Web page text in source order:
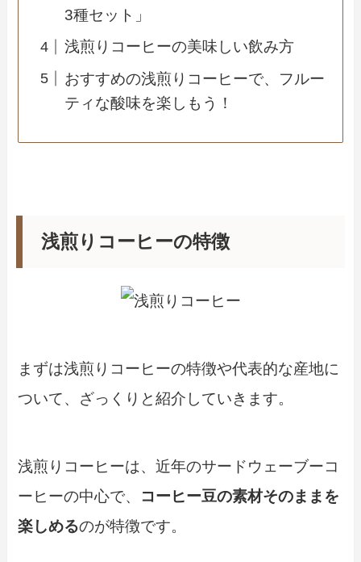
3種セット」
浅煎りコーヒーの美味しい飲み方
おすすめの浅煎りコーヒーで、フルー
ティな酸味を楽しもう！
浅煎りコーヒーの特徴
まずは浅煎りコーヒーの特徴や代表的な産地に
ついて、ざっくりと紹介していきます。
浅煎りコーヒーは、近年のサードウェーブーコ
ーヒーの中心で、 コーヒー豆の素材そのままを
楽しめるのが特徴です。